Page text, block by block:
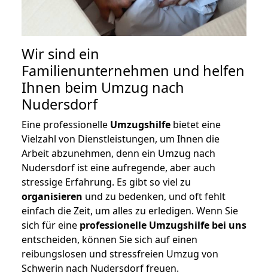
Wir sind ein
Familienunternehmen und helfen
Ihnen beim Umzug nach
Nudersdorf
Eine professionelle Umzugshilfe bietet eine
Vielzahl von Dienstleistungen, um Ihnen die
Arbeit abzunehmen, denn ein Umzug nach
Nudersdorf ist eine aufregende, aber auch
stressige Erfahrung. Es gibt so viel zu
organisieren und zu bedenken, und oft fehlt
einfach die Zeit, um alles zu erledigen. Wenn Sie
sich für eine professionelle Umzugshilfe bei uns
entscheiden, können Sie sich auf einen
reibungslosen und stressfreien Umzug von
Schwerin nach Nudersdorf freuen.